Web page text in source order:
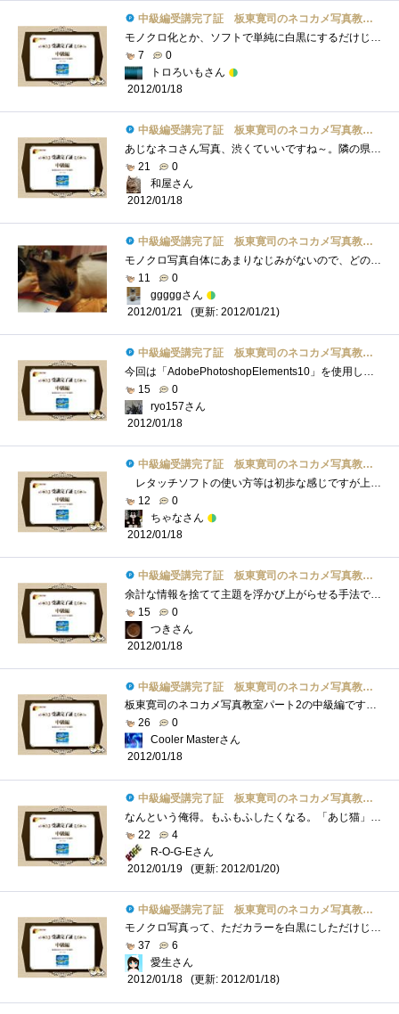
中級編受講完了証 板東寛司のネコカメ写真教室パート2
モノクロ化とか、ソフトで単純に白黒にするだけじゃなくて色々調整してこそなんですね。その点は初めて知ったかも。これまでモノクロ写真は�...
7
0
トロろいもさん
2012/01/18
中級編受講完了証 板東寛司のネコカメ写真教室パート2
あじなネコさん写真、渋くていいですね～。隣の県にネコ寺があるらしく、撮りに行きたい・・・。モノクロにしてみるとまた違った雰囲気にな�...
21
0
和屋さん
2012/01/18
中級編受講完了証 板東寛司のネコカメ写真教室パート2
モノクロ写真自体にあまりなじみがないので、どのような特徴があるのかなど今一歩わかりませんでしたが、モノクロ写真にすることによって背�...
11
0
gggggさん
2012/01/21
(更新: 2012/01/21)
中級編受講完了証 板東寛司のネコカメ写真教室パート2
今回は「AdobePhotoshopElements10」を使用してのスライドショー作成が紹介されてます。一見簡単そうですが、モノトーン調の写真もただ色を失くせば�...
15
0
ryo157さん
2012/01/18
中級編受講完了証 板東寛司のネコカメ写真教室パート2
レタッチソフトの使い方等は初歩な感じですが上級になると凄い事になるのかなo(^o^)o猫がいっぱいで写真を見ながら読んでいくだけでもとても�...
12
0
ちゃなさん
2012/01/18
中級編受講完了証 板東寛司のネコカメ写真教室パート2
余計な情報を捨てて主題を浮かび上がらせる手法ですね。今回の教室では色を無くすことで猫を引き立ててます。いまいちなカラー画像もモノク�...
15
0
つきさん
2012/01/18
中級編受講完了証 板東寛司のネコカメ写真教室パート2
板東寛司のネコカメ写真教室パート2の中級編です！講座は以下の3点が主な内容。①あじ猫の撮り方②モノクロの写真の加工方法③スライドショー...
26
0
Cooler Masterさん
2012/01/18
中級編受講完了証 板東寛司のネコカメ写真教室パート2
なんという俺得。もふもふしたくなる。「あじ猫」か…。猫飼ってない、猫カフェもないので無理だったなぁ(´ﾟ'ωﾟ`)ｼｮﾎﾞｰﾝというわ�...
22
4
R-O-G-Eさん
2012/01/19
(更新: 2012/01/20)
中級編受講完了証 板東寛司のネコカメ写真教室パート2
モノクロ写真って、ただカラーを白黒にしただけじゃなく、色々と調整してふわふわにしてるんですね。LightRoom3でモノクロ化してるけど・・・PSE1...
37
6
愛生さん
2012/01/18
(更新: 2012/01/18)